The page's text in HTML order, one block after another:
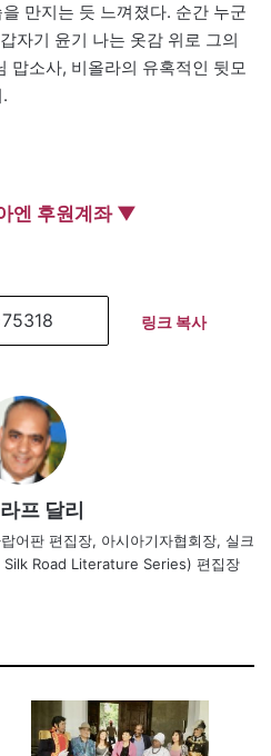
만지는 듯 느껴졌다. 순간 누군
자기 윤기 나는 옷감 위로 그의
맙소사, 비올라의 유혹적인 뒷모
엔 후원계좌 ▼
링크 복사
프 달리
어판 편집장, 아시아기자협회장, 실크
Silk Road Literature Series) 편집장